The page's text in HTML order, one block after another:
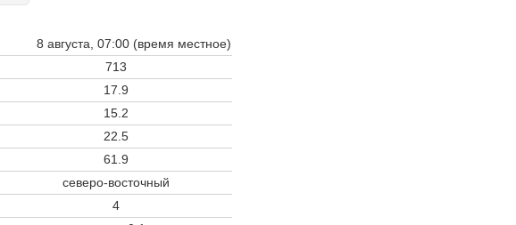
8 августа, 07:00 (время местное)
713
17.9
15.2
22.5
61.9
северо-восточный
4